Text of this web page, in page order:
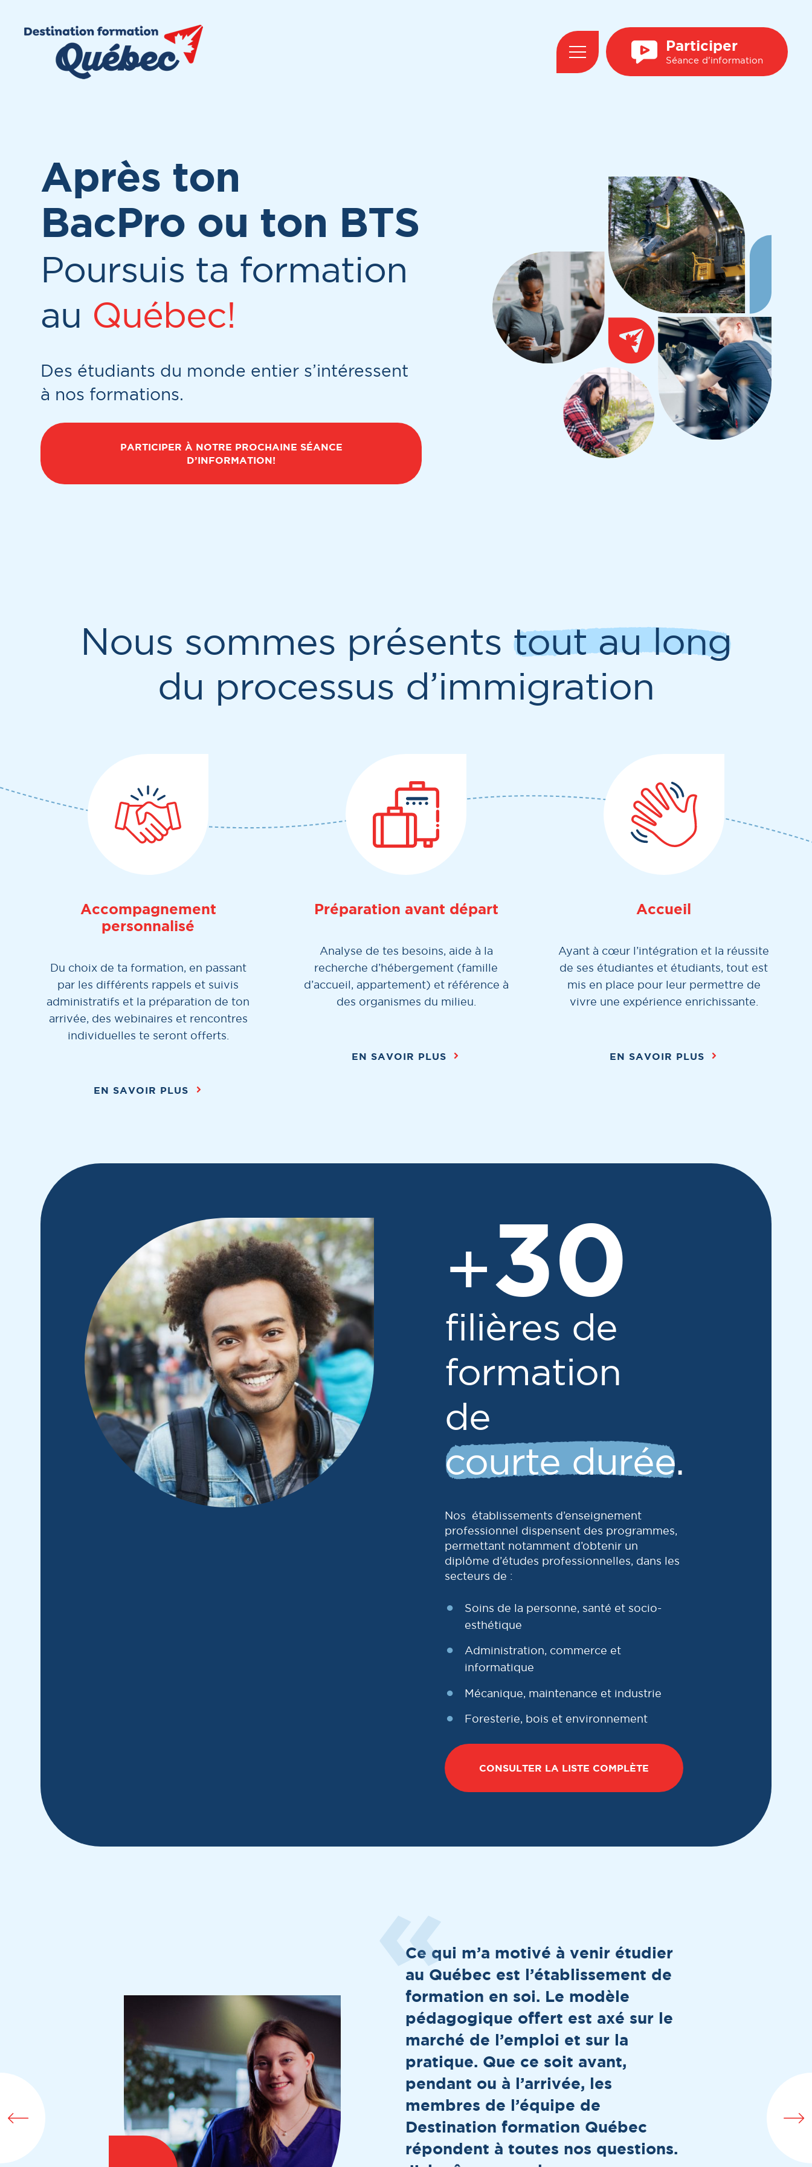
Participer
Séance d'information
Après ton
BacPro ou ton BTS
Poursuis ta formation
au Québec!
Des étudiants du monde entier s’intéressent
à nos formations.
PARTICIPER À NOTRE PROCHAINE SÉANCE
D’INFORMATION!
Nous sommes présents tout au long
du processus d’immigration
Accompagnement
personnalisé
Du choix de ta formation, en passant
par les différents rappels et suivis
administratifs et la préparation de ton
arrivée, des webinaires et rencontres
individuelles te seront offerts.
EN SAVOIR PLUS
Préparation avant départ
Analyse de tes besoins, aide à la
recherche d’hébergement (famille
d’accueil, appartement) et référence à
des organismes du milieu.
EN SAVOIR PLUS
Accueil
Ayant à cœur l’intégration et la réussite
de ses étudiantes et étudiants, tout est
mis en place pour leur permettre de
vivre une expérience enrichissante.
EN SAVOIR PLUS
+30
filières de
formation
de
courte durée.
Nos établissements d’enseignement
professionnel dispensent des programmes,
permettant notamment d’obtenir un
diplôme d’études professionnelles, dans les
secteurs de :
Soins de la personne, santé et socio-
esthétique
Administration, commerce et
informatique
Mécanique, maintenance et industrie
Foresterie, bois et environnement
CONSULTER LA LISTE COMPLÈTE
Ce qui m’a motivé à venir étudier
au Québec est l’établissement de
formation en soi. Le modèle
pédagogique offert est axé sur le
marché de l’emploi et sur la
pratique. Que ce soit avant,
pendant ou à l’arrivée, les
membres de l’équipe de
Destination formation Québec
répondent à toutes nos questions.